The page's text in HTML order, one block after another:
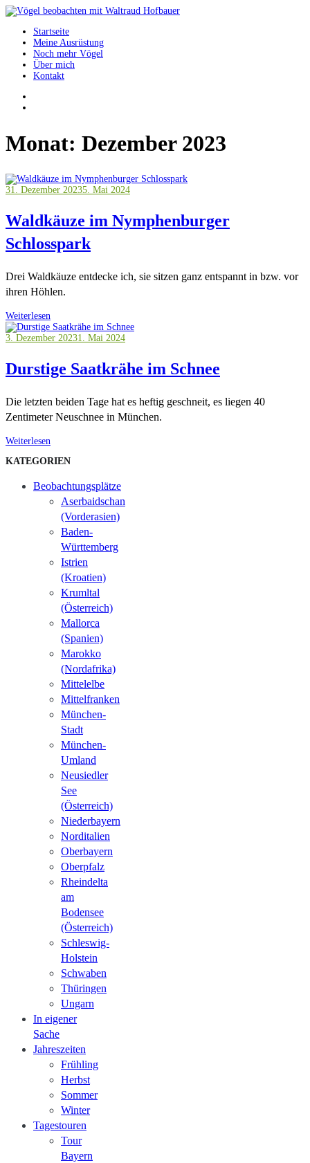
Springe
Inhalt
Vögel beobachten mit Waltraud Hofbauer
Startseite
Meine Ausrüstung
Noch mehr Vögel
Über mich
Kontakt
Monat: Dezember 2023
31. Dezember 20235. Mai 2024
Waldkäuze im Nymphenburger
Schlosspark
Drei Waldkäuze entdecke ich, sie sitzen ganz entspannt in bzw. vor
ihren Höhlen.
Weiterlesen
3. Dezember 20231. Mai 2024
Durstige Saatkrähe im Schnee
Die letzten beiden Tage hat es heftig geschneit, es liegen 40
Zentimeter Neuschnee in München.
Weiterlesen
KATEGORIEN
Beobachtungsplätze
Aserbaidschan
(Vorderasien)
Baden-
Württemberg
Istrien
(Kroatien)
Krumltal
(Österreich)
Mallorca
(Spanien)
Marokko
(Nordafrika)
Mittelelbe
Mittelfranken
München-
Stadt
München-
Umland
Neusiedler
See
(Österreich)
Niederbayern
Norditalien
Oberbayern
Oberpfalz
Rheindelta
am
Bodensee
(Österreich)
Schleswig-
Holstein
Schwaben
Thüringen
Ungarn
In eigener
Sache
Jahreszeiten
Frühling
Herbst
Sommer
Winter
Tagestouren
Tour
Bayern